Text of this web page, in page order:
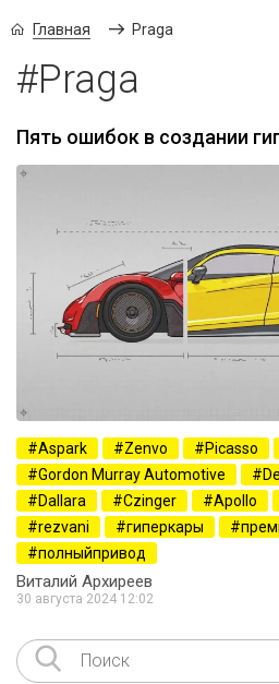
Главная Praga
#Praga
Пять ошибок в создании
Aspark Zenvo Picasso
Gordon Murray Automotive
Dallara
Czinger Apollo
rezvani
гиперкары
полныйпривод
Виталий Архиреев
30 августа 2024 12:02